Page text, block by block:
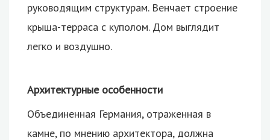
руководящим структурам. Венчает строение
крыша-терраса с куполом. Дом выглядит
легко и воздушно.
Архитектурные особенности
Объединенная Германия, отраженная в
камне, по мнению архитектора, должна